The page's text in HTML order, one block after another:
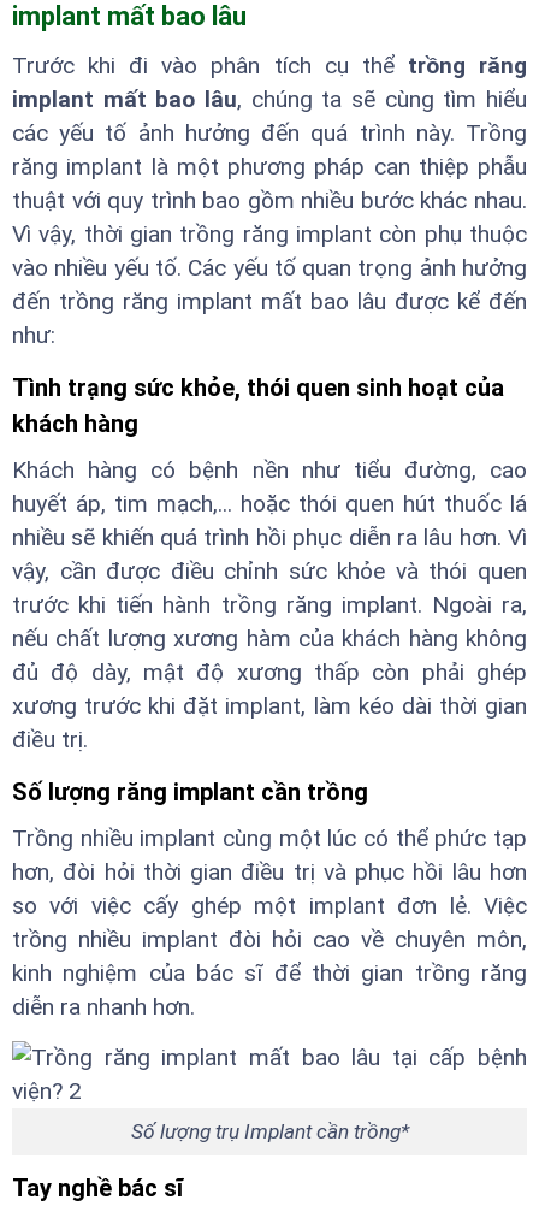
implant mất bao lâu
Trước khi đi vào phân tích cụ thể trồng răng
implant mất bao lâu, chúng ta sẽ cùng tìm hiểu
các yếu tố ảnh hưởng đến quá trình này. Trồng
răng implant là một phương pháp can thiệp phẫu
thuật với quy trình bao gồm nhiều bước khác nhau.
Vì vậy, thời gian trồng răng implant còn phụ thuộc
vào nhiều yếu tố. Các yếu tố quan trọng ảnh hưởng
đến trồng răng implant mất bao lâu được kể đến
như:
Tình trạng sức khỏe, thói quen sinh hoạt của
khách hàng
Khách hàng có bệnh nền như tiểu đường, cao
huyết áp, tim mạch,... hoặc thói quen hút thuốc lá
nhiều sẽ khiến quá trình hồi phục diễn ra lâu hơn. Vì
vậy, cần được điều chỉnh sức khỏe và thói quen
trước khi tiến hành trồng răng implant. Ngoài ra,
nếu chất lượng xương hàm của khách hàng không
đủ độ dày, mật độ xương thấp còn phải ghép
xương trước khi đặt implant, làm kéo dài thời gian
điều trị.
Số lượng răng implant cần trồng
Trồng nhiều implant cùng một lúc có thể phức tạp
hơn, đòi hỏi thời gian điều trị và phục hồi lâu hơn
so với việc cấy ghép một implant đơn lẻ. Việc
trồng nhiều implant đòi hỏi cao về chuyên môn,
kinh nghiệm của bác sĩ để thời gian trồng răng
diễn ra nhanh hơn.
Số lượng trụ Implant cần trồng*
Tay nghề bác sĩ